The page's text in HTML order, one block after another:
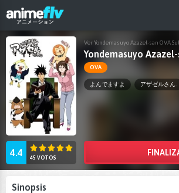
Ver Yondemasuyo Azazel-san OVA
Yondemasuyo
OVA
よんでますよ アザゼルさん.
4.4 45 VOTOS
Sinopsis